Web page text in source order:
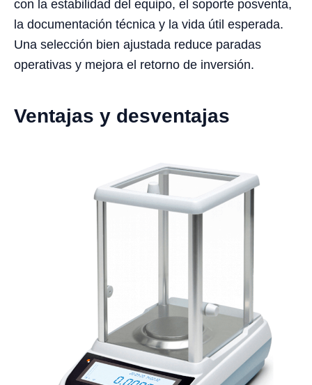
con la estabilidad del equipo, el soporte posventa,
la documentación técnica y la vida útil esperada.
Una selección bien ajustada reduce paradas
operativas y mejora el retorno de inversión.
Ventajas y desventajas